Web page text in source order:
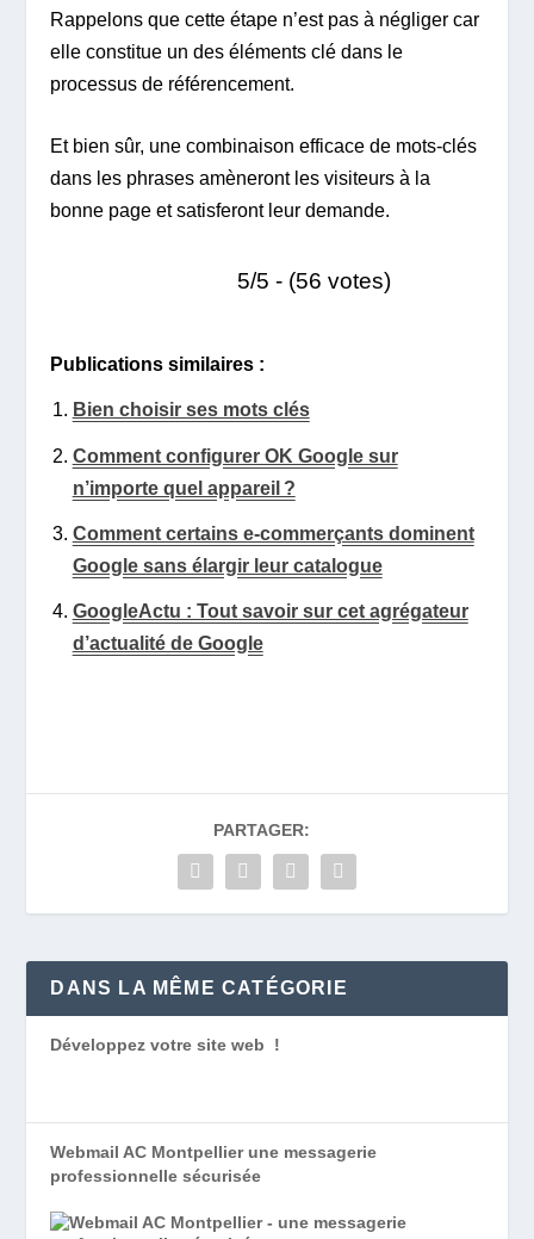
Rappelons que cette étape n’est pas à négliger car
elle constitue un des éléments clé dans le
processus de référencement.
Et bien sûr, une combinaison efficace de mots-clés
dans les phrases amèneront les visiteurs à la
bonne page et satisferont leur demande.
5/5 - (56 votes)
Publications similaires :
Bien choisir ses mots clés
Comment configurer OK Google sur
n’importe quel appareil ?
Comment certains e-commerçants dominent
Google sans élargir leur catalogue
GoogleActu : Tout savoir sur cet agrégateur
d’actualité de Google
PARTAGER:
DANS LA MÊME CATÉGORIE
Développez votre site web !
Webmail AC Montpellier une messagerie
professionnelle sécurisée